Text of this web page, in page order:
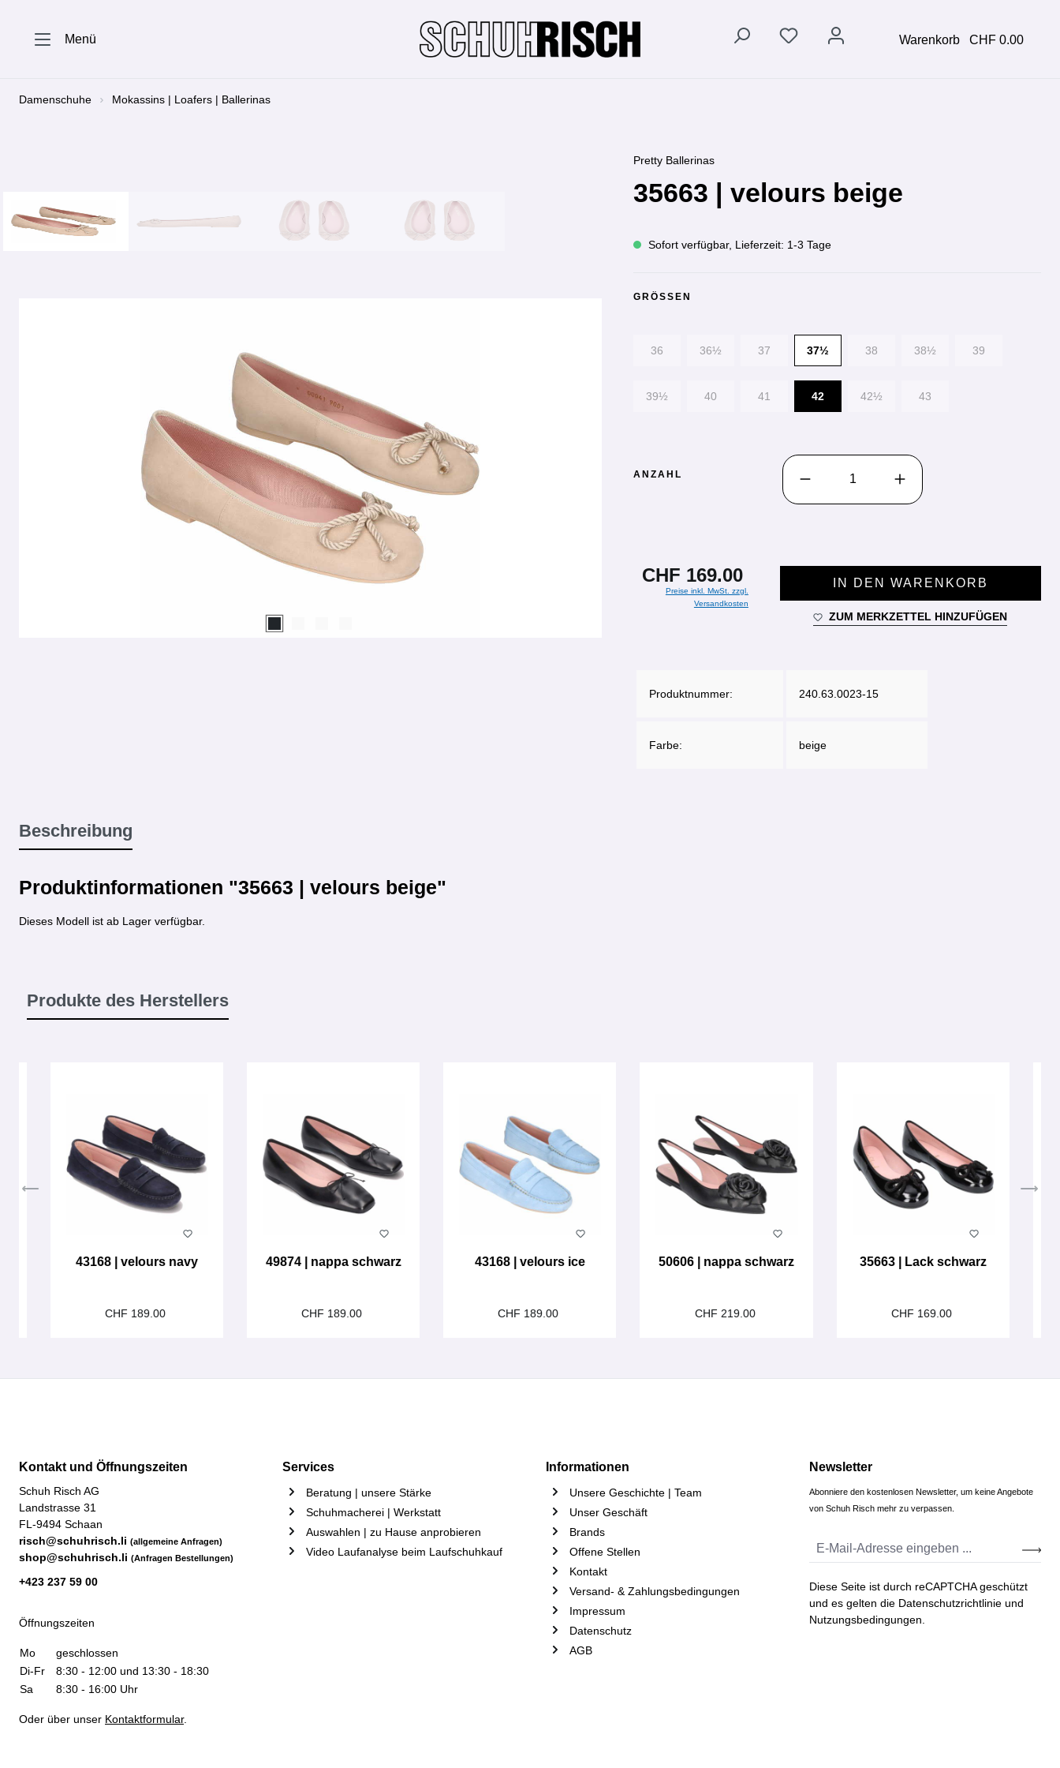
Menü Warenkorb CHF 0.00
Damenschuhe Mokassins | Loafers | Ballerinas
Pretty Ballerinas
35663 | velours beige
Sofort verfügbar, Lieferzeit: 1-3 Tage
GRÖSSEN
36 36½ 37 37½ 38 38½ 39
39½ 40 41 42 42½ 43
ANZAHL
PRODUKT ANZAHL: GIB DEN GEWÜNSCHTEN
CHF 169.00
Preise inkl. MwSt. zzgl.
Versandkosten
IN DEN WARENKORB
ZUM MERKZETTEL HINZUFÜGEN
Produktnummer: 240.63.0023-15
Farbe: beige
Beschreibung
Produktinformationen "35663 | velours beige"
Dieses Modell ist ab Lager verfügbar.
Produkte des Herstellers
43168 | velours navy
CHF 189.00
49874 | nappa schwarz
CHF 189.00
43168 | velours ice
CHF 189.00
50606 | nappa schwarz
CHF 219.00
35663 | Lack schwarz
CHF 169.00
Kontakt und Öffnungszeiten
Schuh Risch AG
Landstrasse 31
FL-9494 Schaan
risch@schuhrisch.li (allgemeine Anfragen)
shop@schuhrisch.li (Anfragen Bestellungen)
+423 237 59 00
Öffnungszeiten
Mo
geschlossen
Di-Fr
8:30 - 12:00 und 13:30 - 18:30
Sa
8:30 - 16:00 Uhr
Oder über unser Kontaktformular.
Services
Beratung | unsere Stärke
Schuhmacherei | Werkstatt
Auswahlen | zu Hause anprobieren
Video Laufanalyse beim Laufschuhkauf
Informationen
Unsere Geschichte | Team
Unser Geschäft
Brands
Offene Stellen
Kontakt
Versand- & Zahlungsbedingungen
Impressum
Datenschutz
AGB
Newsletter
Abonniere den kostenlosen Newsletter, um keine Angebote
von Schuh Risch mehr zu verpassen.
Diese Seite ist durch reCAPTCHA geschützt
und es gelten die Datenschutzrichtlinie und
Nutzungsbedingungen